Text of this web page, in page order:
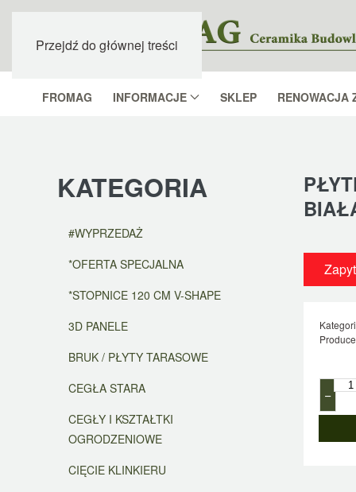
Przejdź do głównej treści
FROMAG INFORMACJE SKLEP RENOWACJA
−
KATEGORIA
#WYPRZEDAŻ
*OFERTA SPECJALNA
*STOPNICE 120 CM V-SHAPE
3D PANELE
BRUK / PŁYTY TARASOWE
CEGŁA STARA
CEGŁY I KSZTAŁTKI
OGRODZENIOWE
CIĘCIE KLINKIERU